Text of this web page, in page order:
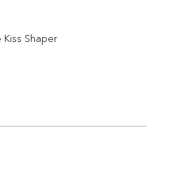
Kiss Shaper